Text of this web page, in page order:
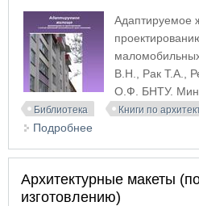
Адаптируемое
В.Н., Рак Т.А.,
О.Ф. БНТУ.
Библиотека Книги по
Подробнее
Архитектурные макеты
изготовлению)